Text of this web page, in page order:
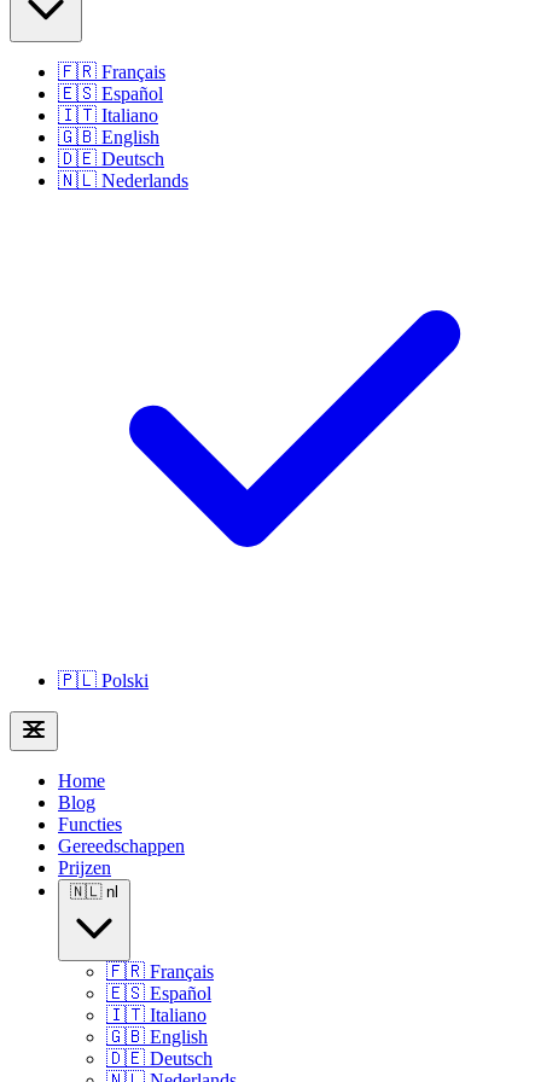
🇫🇷 Français
🇪🇸 Español
🇮🇹 Italiano
🇬🇧 English
🇩🇪 Deutsch
🇳🇱 Nederlands
🇵🇱 Polski
Home
Blog
Functies
Gereedschappen
Prijzen
🇳🇱 nl
🇫🇷 Français
🇪🇸 Español
🇮🇹 Italiano
🇬🇧 English
🇩🇪 Deutsch